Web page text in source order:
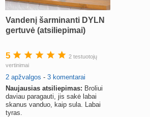
Vandenį šarminanti DYLN
gertuvė (atsiliepimai)
5
2 testuotojų
vertinimai
2 apžvalgos - 3 komentarai
Naujausias atsiliepimas: Broliui
daviau paragauti, jis sakė labai
skanus vanduo, kaip sula. Labai
tyras.